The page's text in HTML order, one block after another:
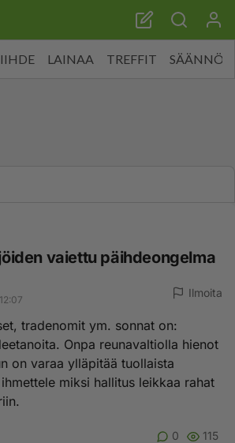
LAINAA TREFFIT SÄÄNNÖT
vaiettu päihdeongelma
Ilmoita
tradenomit ym. sonnat on:
Onpa reunavaltiolla hienot
on varaa ylläpitää tuollaista
miksi hallitus leikkaa rahat
0 115